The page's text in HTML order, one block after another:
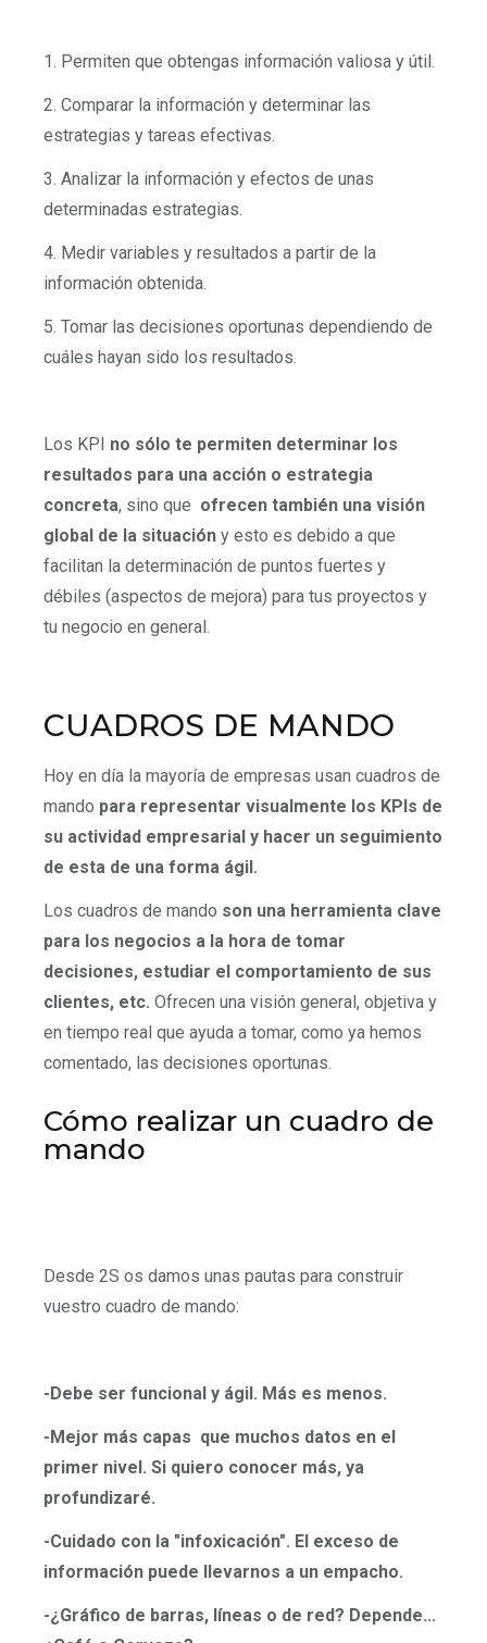
1. Permiten que obtengas información valiosa y útil.
2. Comparar la información y determinar las
estrategias y tareas efectivas.
3. Analizar la información y efectos de unas
determinadas estrategias.
4. Medir variables y resultados a partir de la
información obtenida.
5. Tomar las decisiones oportunas dependiendo de
cuáles hayan sido los resultados.
Los KPI no sólo te permiten determinar los
resultados para una acción o estrategia
concreta, sino que ofrecen también una visión
global de la situación y esto es debido a que
facilitan la determinación de puntos fuertes y
débiles (aspectos de mejora) para tus proyectos y
tu negocio en general.
CUADROS DE MANDO
Hoy en día la mayoría de empresas usan cuadros de
mando para representar visualmente los KPIs de
su actividad empresarial y hacer un seguimiento
de esta de una forma ágil.
Los cuadros de mando son una herramienta clave
para los negocios a la hora de tomar
decisiones, estudiar el comportamiento de sus
clientes, etc. Ofrecen una visión general, objetiva y
en tiempo real que ayuda a tomar, como ya hemos
comentado, las decisiones oportunas.
Cómo realizar un cuadro de
mando
Desde 2S os damos unas pautas para construir
vuestro cuadro de mando:
-Debe ser funcional y ágil. Más es menos.
-Mejor más capas que muchos datos en el
primer nivel. Si quiero conocer más, ya
profundizaré.
-Cuidado con la "infoxicación". El exceso de
información puede llevarnos a un empacho.
-¿Gráfico de barras, líneas o de red? Depende...